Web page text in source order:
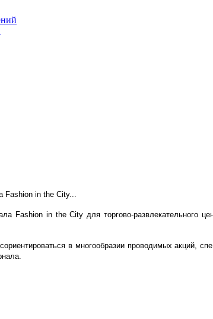
in the City...
Fashion in the City для торгово-развлекательного
в многообразии проводимых акций,